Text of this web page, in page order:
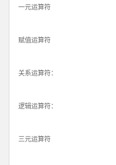
一元运算符
赋值运算符
关系运算符：
逻辑运算符：
三元运算符